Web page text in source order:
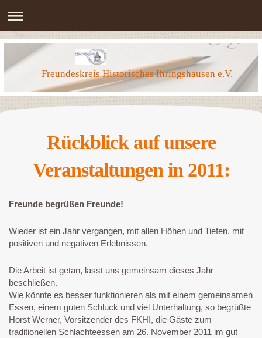
Freundeskreis Historisches Ihringshausen e.V.
Rückblick auf unsere
Veranstaltungen in 2011:
Freunde begrüßen Freunde!
Wieder ist ein Jahr vergangen, mit allen Höhen und Tiefen, mit
positiven und negativen Erlebnissen.
Die Arbeit ist getan, lasst uns gemeinsam dieses Jahr
beschließen.
Wie könnte es besser funktionieren als mit einem gemeinsamen
Essen, einem guten Schluck und viel Unterhaltung, so begrüßte
Horst Werner, Vorsitzender des FKHI, die Gäste zum
traditionellen Schlachteessen am 26. November 2011 im gut